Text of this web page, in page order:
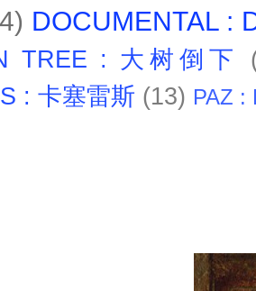
DOCUMENTAL :
TREE : 大树倒下
: 卡塞雷斯 (13) PAZ :